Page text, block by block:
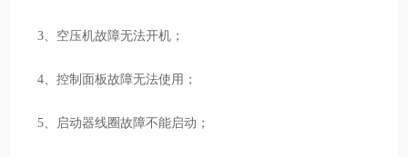
3、空压机故障无法开机；
4、控制面板故障无法使用；
5、启动器线圈故障不能启动；